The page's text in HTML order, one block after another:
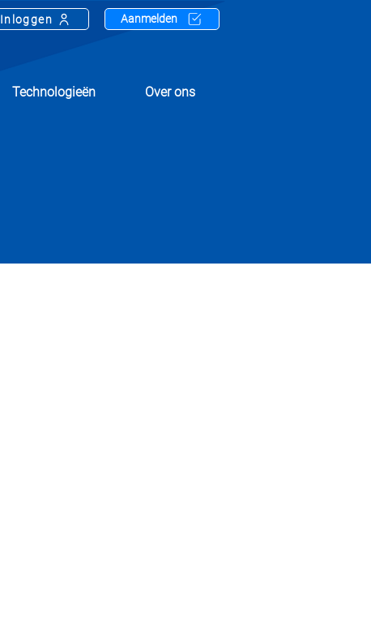
Inloggen Aanmelden
Technologieën Over ons